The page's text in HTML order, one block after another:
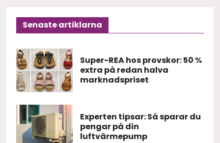
Senaste artiklarna
Super-REA hos provskor: 50 %
extra på redan halva
marknadspriset
Experten tipsar: Så sparar du
pengar på din
luftvärmepump